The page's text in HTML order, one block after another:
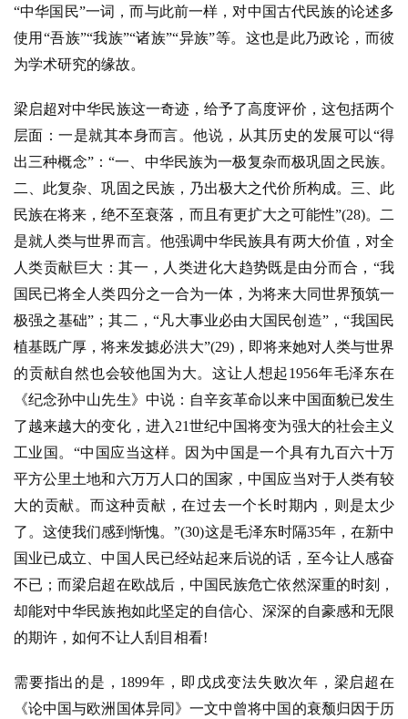
“中华国民”一词，而与此前一样，对中国古代民族的论述多
使用“吾族”“我族”“诸族”“异族”等。这也是此乃政论，而彼
为学术研究的缘故。
梁启超对中华民族这一奇迹，给予了高度评价，这包括两个
层面：一是就其本身而言。他说，从其历史的发展可以“得
出三种概念”：“一、中华民族为一极复杂而极巩固之民族。
二、此复杂、巩固之民族，乃出极大之代价所构成。三、此
民族在将来，绝不至衰落，而且有更扩大之可能性”(28)。二
是就人类与世界而言。他强调中华民族具有两大价值，对全
人类贡献巨大：其一，人类进化大趋势既是由分而合，“我
国民已将全人类四分之一合为一体，为将来大同世界预筑一
极强之基础”；其二，“凡大事业必由大国民创造”，“我国民
植基既广厚，将来发摅必洪大”(29)，即将来她对人类与世界
的贡献自然也会较他国为大。这让人想起1956年毛泽东在
《纪念孙中山先生》中说：自辛亥革命以来中国面貌已发生
了越来越大的变化，进入21世纪中国将变为强大的社会主义
工业国。“中国应当这样。因为中国是一个具有九百六十万
平方公里土地和六万万人口的国家，中国应当对于人类有较
大的贡献。而这种贡献，在过去一个长时期内，则是太少
了。这使我们感到惭愧。”(30)这是毛泽东时隔35年，在新中
国业已成立、中国人民已经站起来后说的话，至今让人感奋
不已；而梁启超在欧战后，中国民族危亡依然深重的时刻，
却能对中华民族抱如此坚定的自信心、深深的自豪感和无限
的期许，如何不让人刮目相看!
需要指出的是， 1899年，即戊戌变法失败次年，梁启超在
《论中国与欧洲国体异同》一文中曾将中国的衰颓归因于历